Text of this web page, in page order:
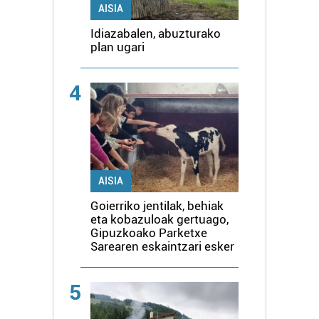
AISIA
Idiazabalen, abuzturako
plan ugari
4
AISIA
Goierriko jentilak, behiak
eta kobazuloak gertuago,
Gipuzkoako Parketxe
Sarearen eskaintzari esker
5